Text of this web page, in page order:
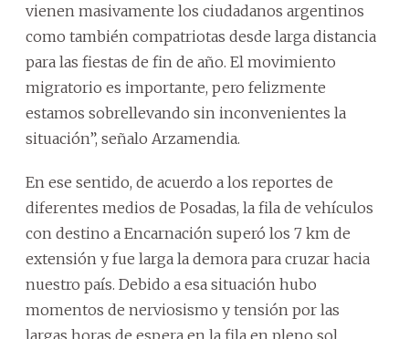
vienen masivamente los ciudadanos argentinos
como también compatriotas desde larga distancia
para las fiestas de fin de año. El movimiento
migratorio es importante, pero felizmente
estamos sobrellevando sin inconvenientes la
situación”, señalo Arzamendia.
En ese sentido, de acuerdo a los reportes de
diferentes medios de Posadas, la fila de vehículos
con destino a Encarnación superó los 7 km de
extensión y fue larga la demora para cruzar hacia
nuestro país. Debido a esa situación hubo
momentos de nerviosismo y tensión por las
largas horas de espera en la fila en pleno sol.